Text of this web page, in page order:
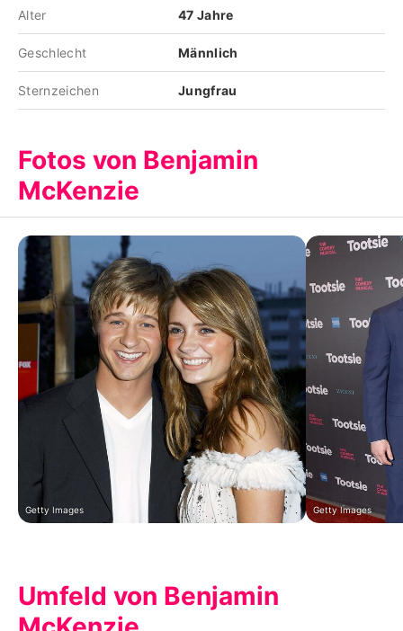
Alter 47 Jahre
Geschlecht Männlich
Sternzeichen Jungfrau
Fotos von Benjamin
McKenzie
Getty Images Getty Images
Umfeld von Benjamin